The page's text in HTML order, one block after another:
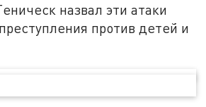
назвал эти атаки
против детей и